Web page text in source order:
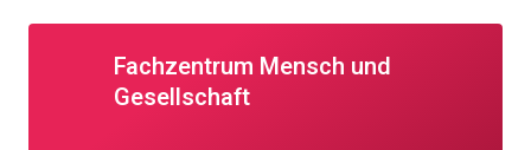
Fachzentrum Mensch und
Gesellschaft